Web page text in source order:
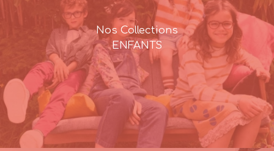
Nos Collections
ENFANTS